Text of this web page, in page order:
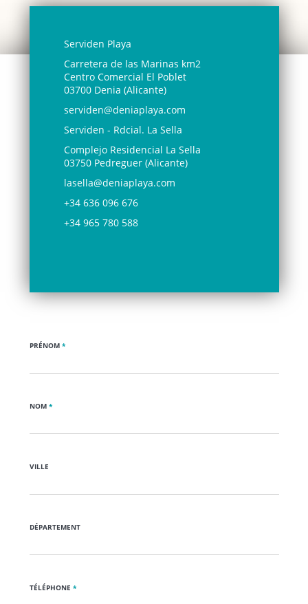
Serviden Playa
Carretera de las Marinas km2
Centro Comercial El Poblet
03700 Denia (Alicante)
serviden@deniaplaya.com
Serviden - Rdcial. La Sella
Complejo Residencial La Sella
03750 Pedreguer (Alicante)
lasella@deniaplaya.com
+34 636 096 676
+34 965 780 588
PRÉNOM *
NOM *
VILLE
DÉPARTEMENT
TÉLÉPHONE *